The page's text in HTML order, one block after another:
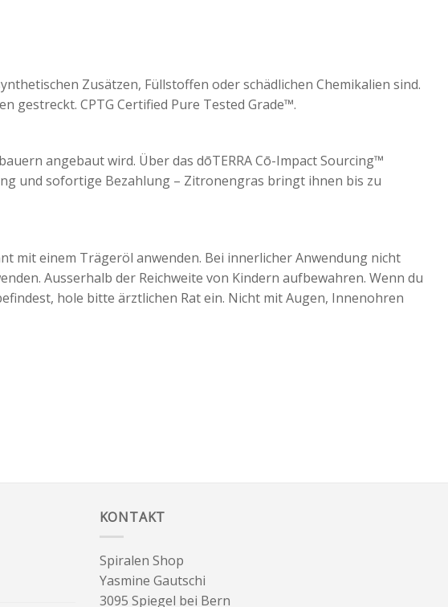
Zusätzen, Füllstoffen oder schädlichen Chemikalien sind.
gestreckt. CPTG Certified Pure Tested Grade™.
angebaut wird. Über das dōTERRA Cō-Impact Sourcing™
und sofortige Bezahlung – Zitronengras bringt ihnen bis zu
mit einem Trägeröl anwenden. Bei innerlicher Anwendung nicht
Ausserhalb der Reichweite von Kindern aufbewahren. Wenn du
hole bitte ärztlichen Rat ein. Nicht mit Augen, Innenohren
KONTAKT
Spiralen Shop
Yasmine Gautschi
3095 Spiegel bei Bern